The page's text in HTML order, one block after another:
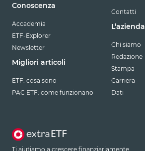
Conoscenza
Accademia
ETF-Explorer
Newsletter
Migliori articoli
ETF: cosa sono
PAC ETF: come funzionano
Contatti
L’azienda
Chi siamo
Redazione
Stampa
Carriera
Dati
Ti aiutiamo a crescere finanziariamente.